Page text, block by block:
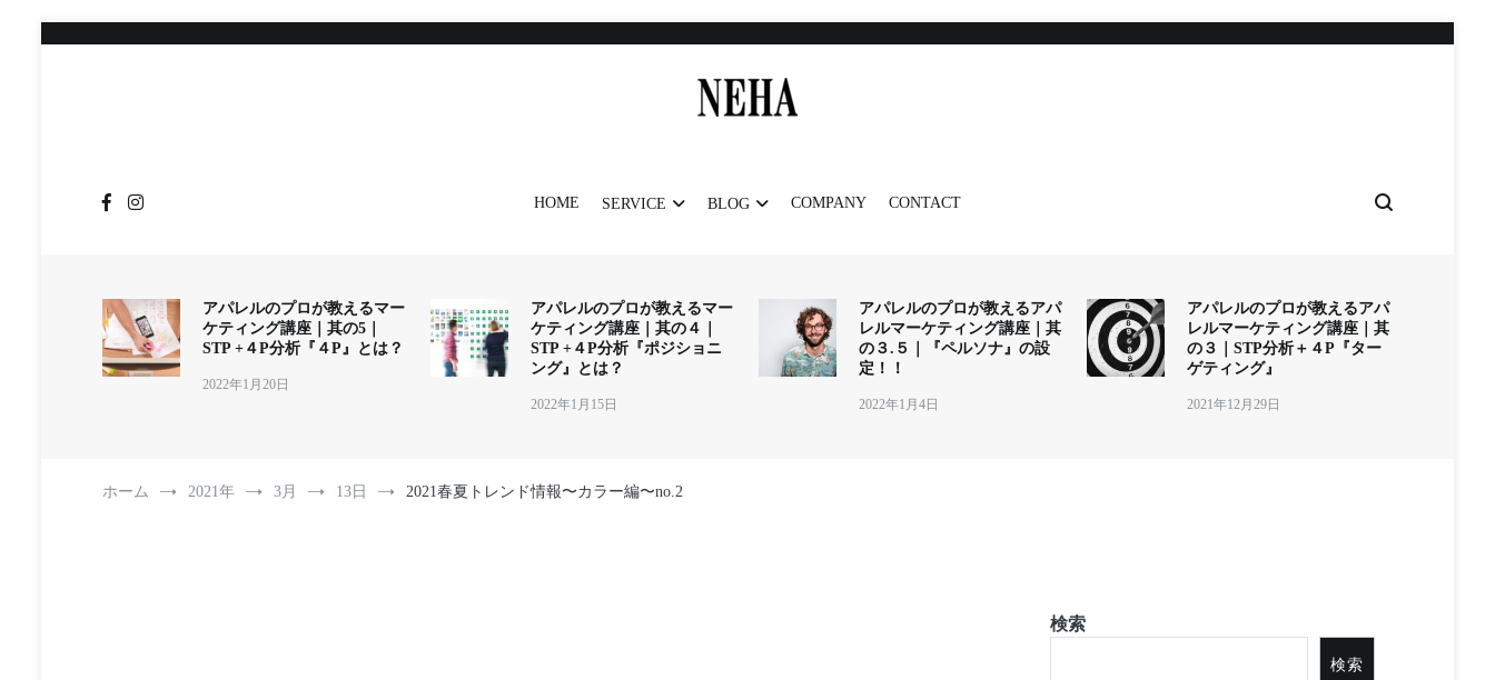
HOME SERVICE BLOG COMPANY CONTACT
アパレルのプロが教えるマー
ケティング講座｜其の5｜
STP +４P分析『４P』とは？
2022年1月20日
アパレルのプロが教えるマー
ケティング講座｜其の４｜
STP +４P分析『ポジショニ
ング』とは？
2022年1月15日
アパレルのプロが教えるアパ
レルマーケティング講座｜其
の３.５｜『ペルソナ』の設
定！！
2022年1月4日
アパレルのプロが教えるアパ
レルマーケティング講座｜其
の３｜STP分析＋４P『ター
ゲティング』
2021年12月29日
ホーム 2021年 3月 13日 2021春夏トレンド情報〜カラー編〜no.2
検索
検索